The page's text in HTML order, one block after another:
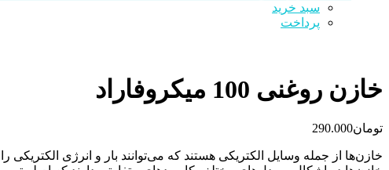
سبد خرید
پرداخت
خازن روغنی 100 میکروفاراد
تومان290.000
خازن‌ها از جمله وسایل الکتریکی هستند که می‌توانند بار و انرژی